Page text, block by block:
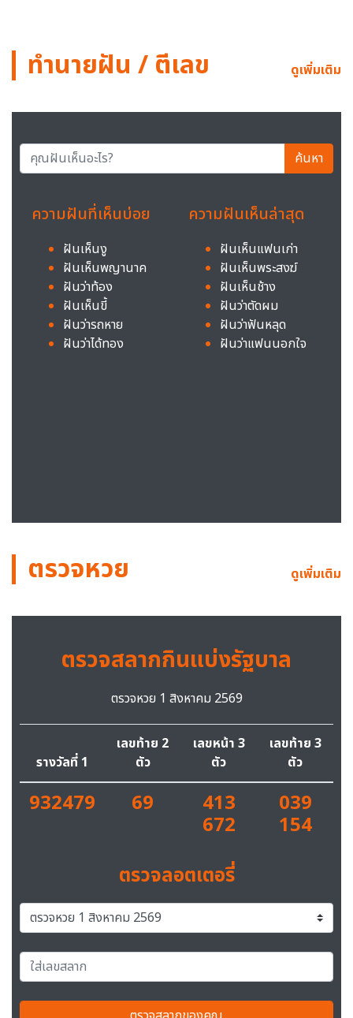
ทำนายฝัน / ตีเลข ดูเพิ่มเติม
ค้นหา
ความฝันที่เห็นบ่อย
ฝันเห็นงู
ฝันเห็นพญานาค
ฝันว่าท้อง
ฝันเห็นขี้
ฝันว่ารถหาย
ฝันว่าได้ทอง
ความฝันเห็นล่าสุด
ฝันเห็นแฟนเก่า
ฝันเห็นพระสงฆ์
ฝันเห็นช้าง
ฝันว่าตัดผม
ฝันว่าฟันหลุด
ฝันว่าแฟนนอกใจ
ตรวจหวย ดูเพิ่มเติม
ตรวจสลากกินแบ่งรัฐบาล
ตรวจหวย 1 สิงหาคม 2569
รางวัลที่ 1
เลขท้าย 2
ตัว
เลขหน้า 3
ตัว
เลขท้าย 3
ตัว
932479 69 413
672
039
154
ตรวจลอตเตอรี่